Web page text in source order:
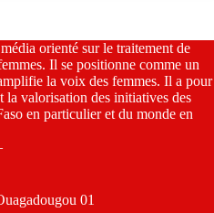
orienté sur le traitement de
Il se positionne comme un
la voix des femmes. Il a pour
la valorisation des initiatives des
en particulier et du monde en
01